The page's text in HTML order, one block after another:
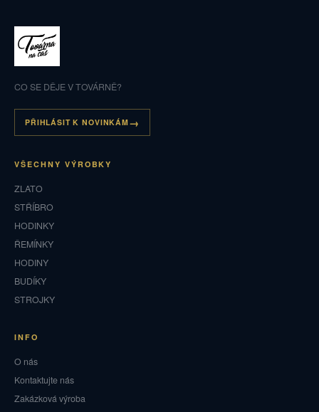
CO SE DĚJE V TOVÁRNĚ?
PŘIHLÁSIT K NOVINKÁM
VŠECHNY VÝROBKY
ZLATO
STŘÍBRO
HODINKY
ŘEMÍNKY
HODINY
BUDÍKY
STROJKY
INFO
O nás
Kontaktujte nás
Zakázková výroba